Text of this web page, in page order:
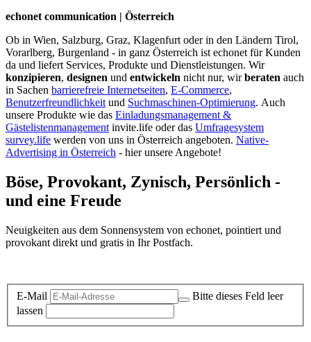
echonet communication | Österreich
Ob in Wien, Salzburg, Graz, Klagenfurt oder in den Ländern Tirol,
Vorarlberg, Burgenland - in ganz Österreich ist echonet für Kunden
da und liefert Services, Produkte und Dienstleistungen. Wir
konzipieren, designen und entwickeln nicht nur, wirberaten auch
in Sachen barrierefreie Internetseiten, E-Commerce,
Benutzerfreundlichkeit und Suchmaschinen-Optimierung. Auch
unsere Produkte wie das Einladungsmanagement &
Gästelistenmanagement invite.life oder das Umfragesystem
survey.life werden von uns in Österreich angeboten. Native-
Advertising in Österreich - hier unsere Angebote!
Böse, Provokant, Zynisch, Persönlich -
und eine Freude
Neuigkeiten aus dem Sonnensystem von echonet, pointiert und
provokant direkt und gratis in Ihr Postfach.
E-Mail
Bitte dieses Feld leer
lassen